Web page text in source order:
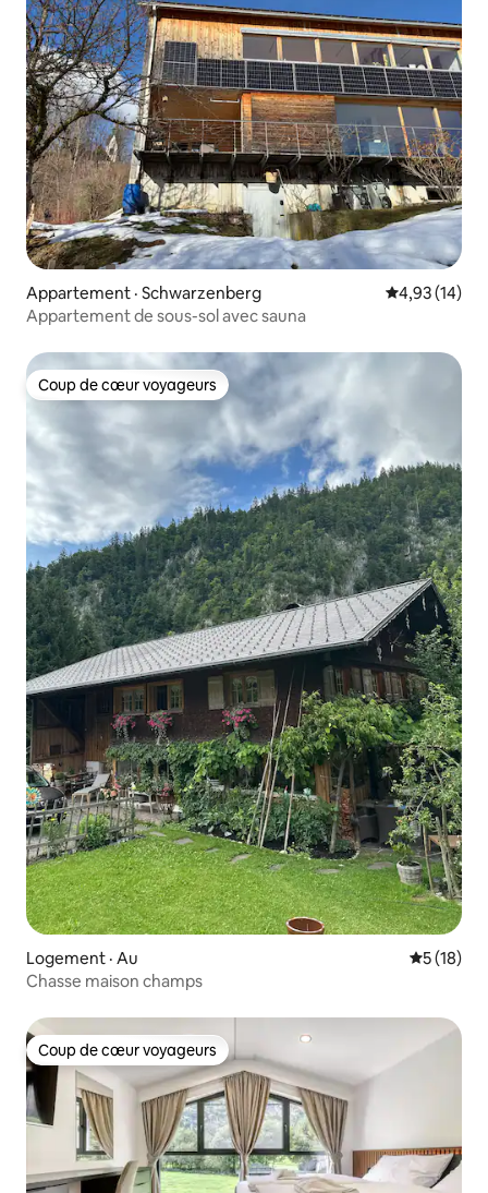
Appartement · Schwarzenberg Note
4,93 (14)
Appartement de sous-sol avec sauna
Coup de cœur voyageurs
Coup de cœur voyageurs
Logement · Au Note
5 (18)
Chasse maison champs
Coup de cœur voyageurs
Coup de cœur voyageurs